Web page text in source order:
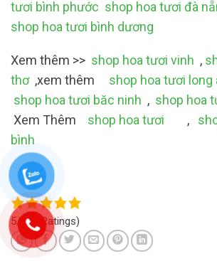
tươi bình phước shop hoa tươi đà
shop hoa tươi bình dương
Xem thêm >> shop hoa tươi vinh ,
thơ,xem thêm shop hoa tươi long
shop hoa tươi băc ninh , shop hoa
Xem Thêm shop hoa tươi ,
bình
5/5 (4 Ratings)